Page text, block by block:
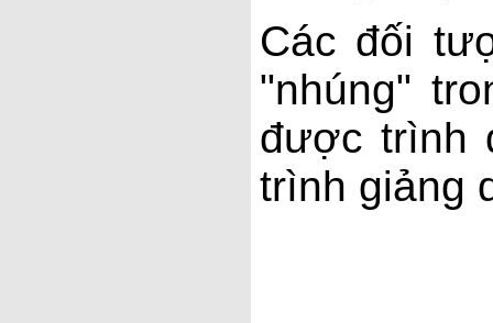
Các đối
"nhúng"
được trình
trình giảng